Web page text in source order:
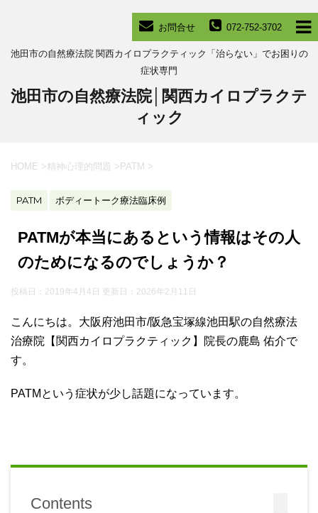
072-752-3702
お問合せ
池田市の自然療法院 関西カイロプラクティック「治らない」でお困りの
症状専門
池田市の自然療法院│関西カイロプラクテ
ィック
HOME >精神心理的問題 > PATM >
PATM ボディートーク療法臨床例
PATMが本当にあるという情報はその人
のためになるのでしょうか？
投稿日：2019年4月4日 更新日： 2026年2月11日
こんにちは。大阪府池田市/阪急宝塚線池田駅の自然療法
治療院【関西カイロプラクティック】院長の鹿島 佑介で
す。
PATMという症状が少し話題になっています。
Contents